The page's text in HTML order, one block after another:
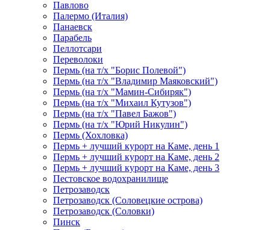
Павлово
Палермо (Италия)
Панаевск
Парабель
Пеллотсари
Переволоки
Пермь (на т/х "Борис Полевой")
Пермь (на т/х "Владимир Маяковский")
Пермь (на т/х "Мамин-Сибиряк")
Пермь (на т/х "Михаил Кутузов")
Пермь (на т/х "Павел Бажов")
Пермь (на т/х "Юрий Никулин")
Пермь (Хохловка)
Пермь + лучший курорт на Каме, день 1
Пермь + лучший курорт на Каме, день 2
Пермь + лучший курорт на Каме, день 3
Пестовское водохранилище
Петрозаводск
Петрозаводск (Соловецкие острова)
Петрозаводск (Соловки)
Пинск